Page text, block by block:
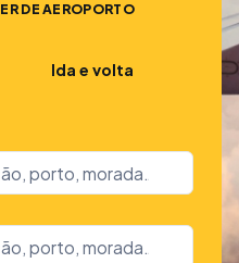
DE AEROPORTO
Ida e volta